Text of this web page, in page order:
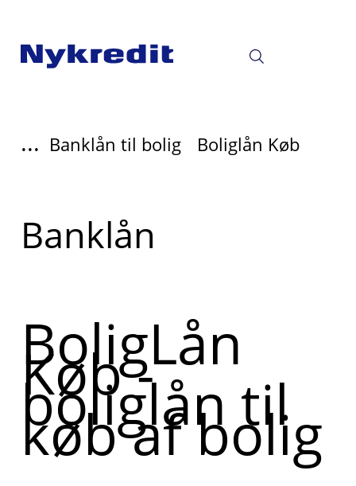
... Banklån til bolig Boliglån Køb
Læs
mere
Banklån
BoligLån
Køb -
boliglån til
køb af bolig